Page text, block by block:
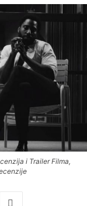
i Trailer Filma,